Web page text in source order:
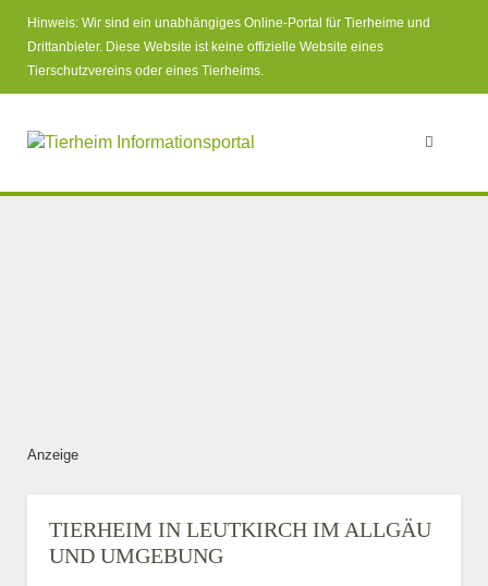
Hinweis: Wir sind ein unabhängiges Online-Portal für Tierheime und
Drittanbieter. Diese Website ist keine offizielle Website eines
Tierschutzvereins oder eines Tierheims.
Anzeige
TIERHEIM IN LEUTKIRCH IM ALLGÄU
UND UMGEBUNG